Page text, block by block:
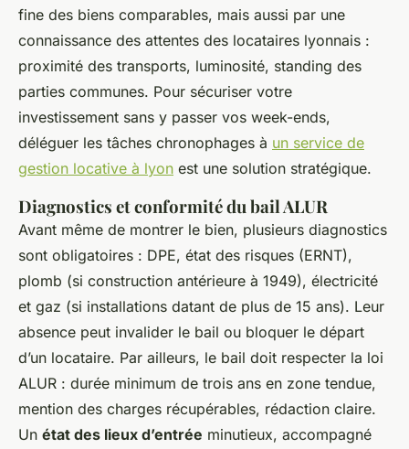
fine des biens comparables, mais aussi par une
connaissance des attentes des locataires lyonnais :
proximité des transports, luminosité, standing des
parties communes. Pour sécuriser votre
investissement sans y passer vos week-ends,
déléguer les tâches chronophages à un service de
gestion locative à lyon est une solution stratégique.
Diagnostics et conformité du bail ALUR
Avant même de montrer le bien, plusieurs diagnostics
sont obligatoires : DPE, état des risques (ERNT),
plomb (si construction antérieure à 1949), électricité
et gaz (si installations datant de plus de 15 ans). Leur
absence peut invalider le bail ou bloquer le départ
d’un locataire. Par ailleurs, le bail doit respecter la loi
ALUR : durée minimum de trois ans en zone tendue,
mention des charges récupérables, rédaction claire.
Un état des lieux d’entrée minutieux, accompagné